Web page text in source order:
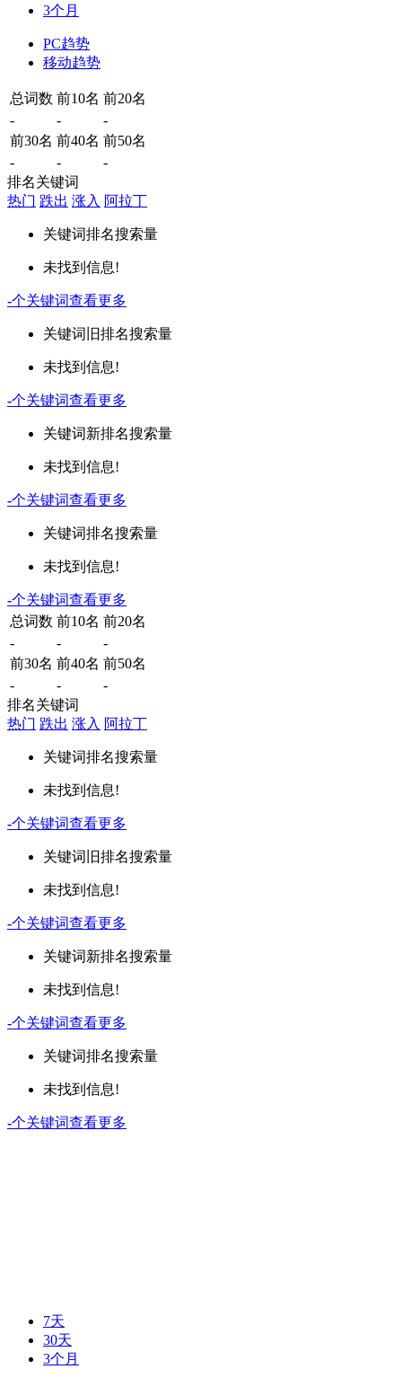
3个月
PC趋势
移动趋势
总词数 前10名 前20名
-
-
-
前30名 前40名 前50名
-
-
-
排名关键词
热门 跌出 涨入 阿拉丁
关键词排名搜索量
未找到信息!
-个关键词查看更多
关键词 旧排名搜索量
未找到信息!
-个关键词查看更多
关键词新排名搜索量
未找到信息!
-个关键词查看更多
关键词排名搜索量
未找到信息!
-个关键词查看更多
总词数 前10名 前20名
-
-
-
前30名 前40名 前50名
-
-
-
排名关键词
热门 跌出 涨入 阿拉丁
关键词排名搜索量
未找到信息!
-个关键词查看更多
关键词 旧排名搜索量
未找到信息!
-个关键词查看更多
关键词新排名搜索量
未找到信息!
-个关键词查看更多
关键词排名搜索量
未找到信息!
-个关键词查看更多
7天
30天
3个月